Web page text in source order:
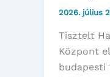
2026. július
Tisztelt
Központ
budapesti